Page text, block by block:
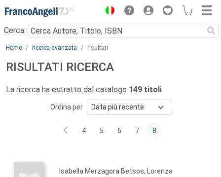
Menu
Cerca:
Main content
Home ricerca avanzata risultati
RISULTATI RICERCA
La ricerca ha estratto dal catalogo 149 titoli
Ordina per
4 5 6 7 8
Isabella Merzagora Betsos, Lorenza